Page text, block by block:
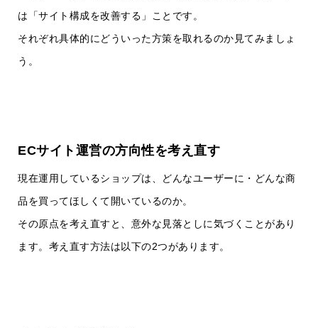
は「サイト構成を改善する」ことです。
それぞれ具体的にどういった方策を取れるのか見てみましょ
う。
ECサイト運営の方向性を考え直す
現在運用しているショップは、どんなユーザーに・どんな商
品を買ってほしくて開いているのか。
その原点を考え直すと、意外な見落としに気づくことがあり
ます。考え直す方法は以下の2つがあります。